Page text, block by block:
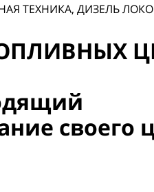
ТЕХНИКА, ДИЗЕЛЬ
своего